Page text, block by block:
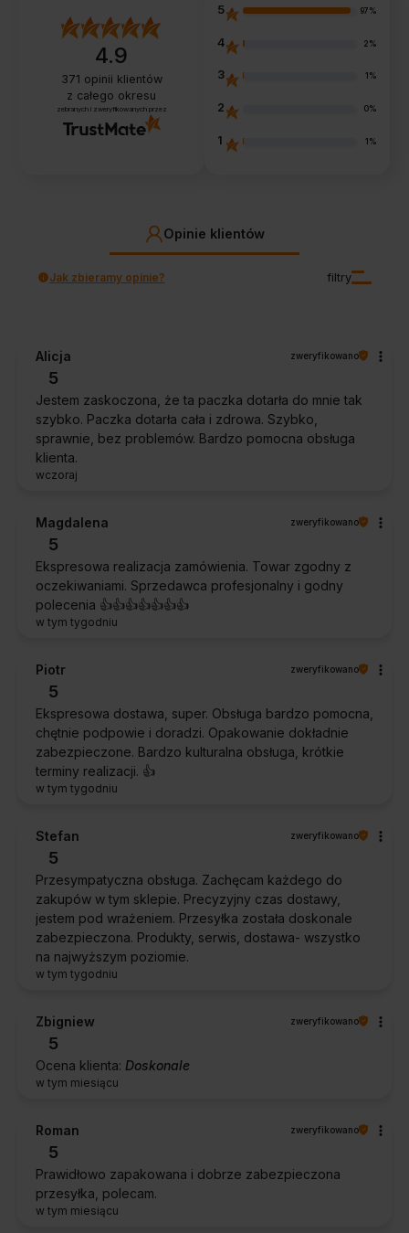
gastronomicznych, gdzie ilość smażonych potraw jest
ograniczona, frytownica o mocy 1,5-2 kW może być
wystarczająca. Jeśli jednak Twoje potrzeby są większe, warto
rozważyć modele o wyższej mocy, wynoszącej od 2,5 kW w
4.9
371 opinii klientów
z całego okresu
zebranych i zweryfikowanych przez
5 97%
4 2%
3 1%
2 0%
1 1%
Opinie klientów
filtry
Jak zbieramy opinie?
Alicja zweryfikowano
5
Jestem zaskoczona, że ta paczka dotarła do mnie tak
szybko. Paczka dotarła cała i zdrowa. Szybko,
sprawnie, bez problemów. Bardzo pomocna obsługa
klienta.
wczoraj
Magdalena zweryfikowano
5
Ekspresowa realizacja zamówienia. Towar zgodny z
oczekiwaniami. Sprzedawca profesjonalny i godny
polecenia 👍️👍️👍️👍️👍️👍️👍️
w tym tygodniu
Piotr zweryfikowano
5
Ekspresowa dostawa, super. Obsługa bardzo pomocna,
chętnie podpowie i doradzi. Opakowanie dokładnie
zabezpieczone. Bardzo kulturalna obsługa, krótkie
terminy realizacji. 👍️
w tym tygodniu
Stefan zweryfikowano
5
Przesympatyczna obsługa. Zachęcam każdego do
zakupów w tym sklepie. Precyzyjny czas dostawy,
jestem pod wrażeniem. Przesyłka została doskonale
zabezpieczona. Produkty, serwis, dostawa- wszystko
na najwyższym poziomie.
w tym tygodniu
Zbigniew zweryfikowano
5
Ocena klienta: Doskonale
w tym miesiącu
Roman zweryfikowano
5
Prawidłowo zapakowana i dobrze zabezpieczona
przesyłka, polecam.
w tym miesiącu